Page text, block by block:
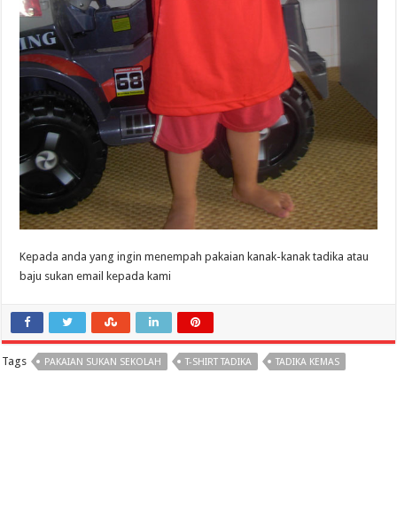
Kepada anda yang ingin menempah pakaian kanak-kanak tadika atau
baju sukan email kepada kami
Tags PAKAIAN SUKAN SEKOLAH T-SHIRT TADIKA TADIKA KEMAS